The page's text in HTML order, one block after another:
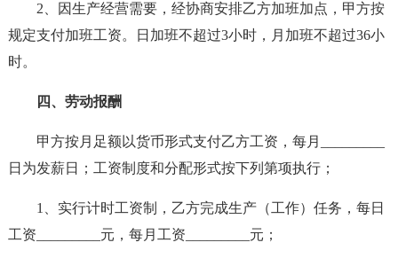
2、因生产经营需要，经协商安排乙方加班加点，甲方按
规定支付加班工资。日加班不超过3小时，月加班不超过36小
时。
四、劳动报酬
甲方按月足额以货币形式支付乙方工资，每月_________
日为发薪日；工资制度和分配形式按下列第项执行；
1、实行计时工资制，乙方完成生产（工作）任务，每日
工资_________元，每月工资_________元；